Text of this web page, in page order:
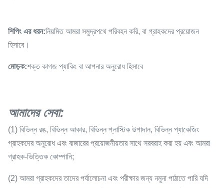
শিপিং এর ধরন:নিয়মিত আমরা সমুদ্রপথে পরিবহন করি, বা গ্রাহকদের প্রয়োজন
হিসাবে।
মোড়ক:শক্ত কাগজ প্যাকিং বা আপনার অনুরোধ হিসাবে
আমাদের সেবা:
(1) বিভিন্ন রঙ, বিভিন্ন আকার, বিভিন্ন প্লাস্টিক উপাদান, বিভিন্ন প্যাকেজিং
গ্রাহকদের অনুরোধ এবং বাজারের প্রয়োজনীয়তার সাথে সরবরাহ করা হয় এবং আমরা
গ্রাহক-ভিত্তিক কোম্পানি;
(2) আমরা গ্রাহকদের তাদের পর্যালোচনা এবং পরীক্ষার জন্য নমুনা পাঠাতে পারি যদি